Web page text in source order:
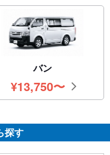
バン
¥13,750
円〜
探す